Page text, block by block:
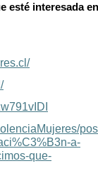
esté interesada
a-
que-